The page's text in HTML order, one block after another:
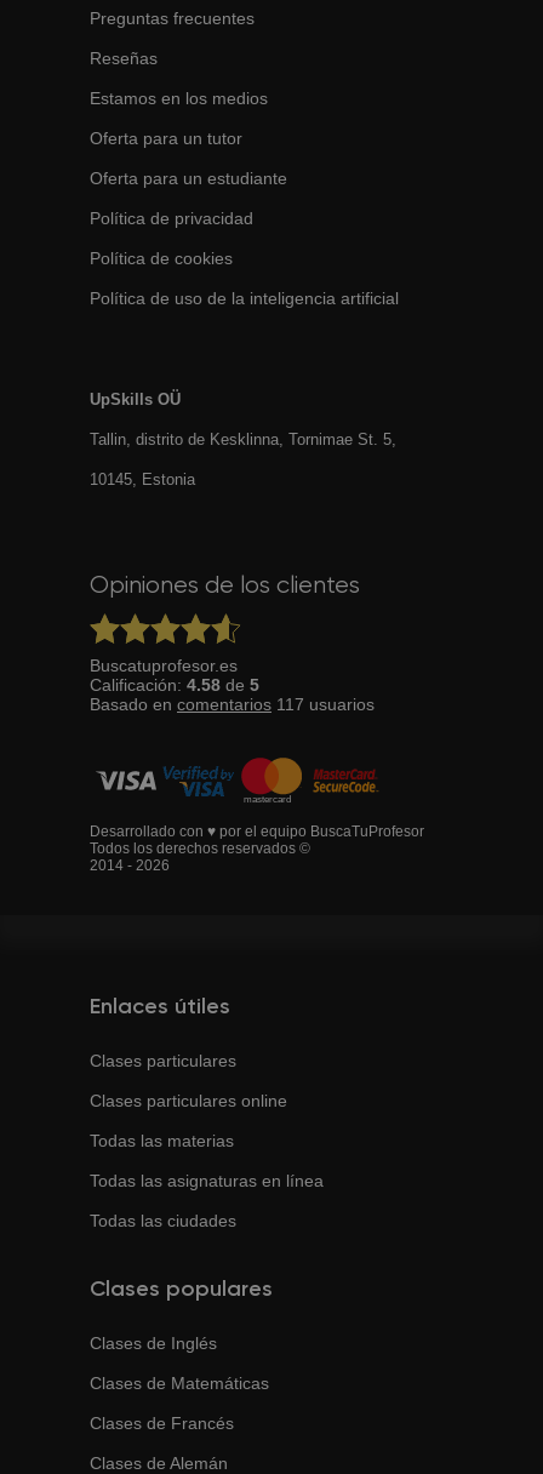
Preguntas frecuentes
Reseñas
Estamos en los medios
Oferta para un tutor
Oferta para un estudiante
Política de privacidad
Política de cookies
Política de uso de la inteligencia artificial
UpSkills OÜ
Tallin, distrito de Kesklinna, Tornimаe St. 5,
10145, Estonia
Opiniones de los clientes
Buscatuprofesor.es
Calificación: 4.58 de 5
Basado en comentarios 117 usuarios
Desarrollado con ♥ por el equipo BuscaTuProfesor
Todos los derechos reservados ©
2014 - 2026
Enlaces útiles
Clases particulares
Clases particulares online
Todas las materias
Todas las asignaturas en línea
Todas las ciudades
Clases populares
Clases de Inglés
Clases de Matemáticas
Clases de Francés
Clases de Alemán